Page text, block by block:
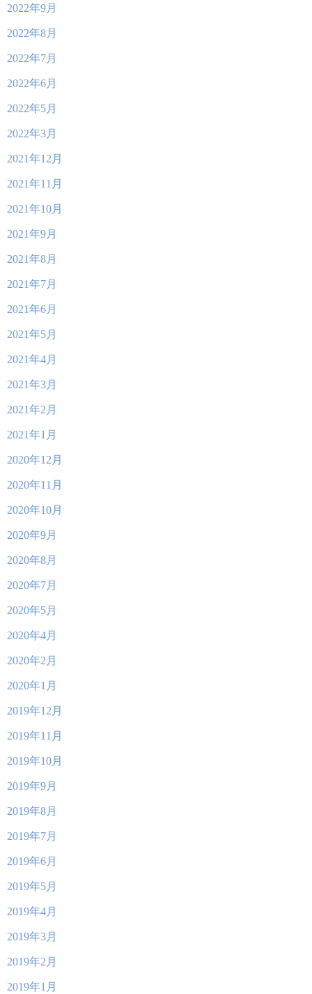
2022年9月
2022年8月
2022年7月
2022年6月
2022年5月
2022年3月
2021年12月
2021年11月
2021年10月
2021年9月
2021年8月
2021年7月
2021年6月
2021年5月
2021年4月
2021年3月
2021年2月
2021年1月
2020年12月
2020年11月
2020年10月
2020年9月
2020年8月
2020年7月
2020年5月
2020年4月
2020年2月
2020年1月
2019年12月
2019年11月
2019年10月
2019年9月
2019年8月
2019年7月
2019年6月
2019年5月
2019年4月
2019年3月
2019年2月
2019年1月